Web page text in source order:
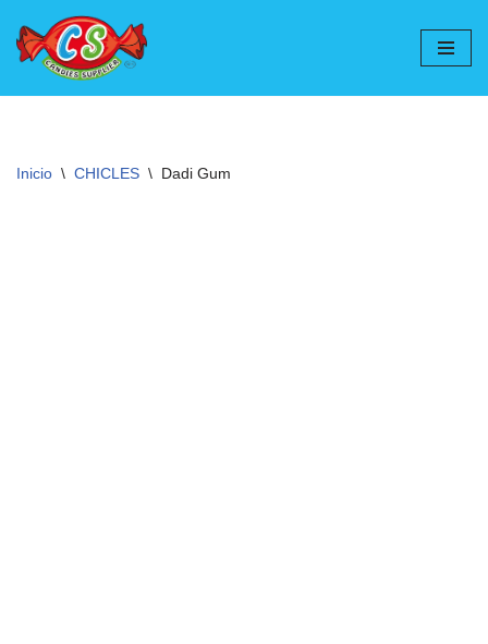
Ir
Inicio \ CHICLES \ Dadi Gum